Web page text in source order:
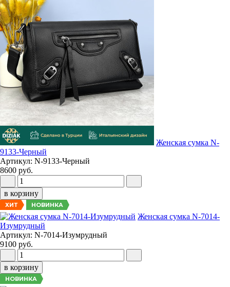
Женская сумка N-
9133-Черный
Артикул: N-9133-Черный
8600 руб.
в корзину
ХИТ НОВИНКА
Женская сумка N-7014-
Изумрудный
Артикул: N-7014-Изумрудный
9100 руб.
в корзину
НОВИНКА